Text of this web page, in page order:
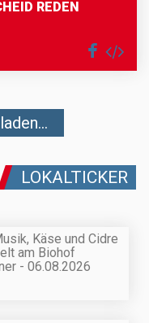
REDEN
LOKALTICKER
Käse und Cidre
am Biohof
- 06.08.2026